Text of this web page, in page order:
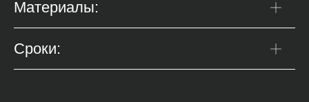
Материалы:
Сроки: